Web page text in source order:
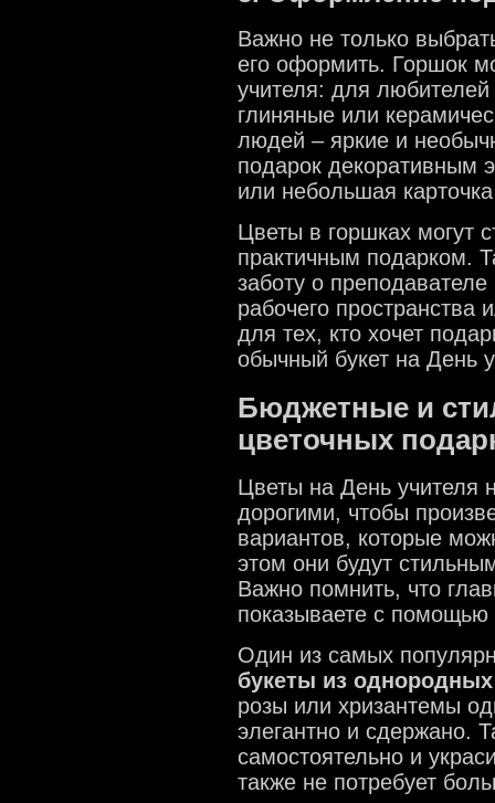
Важно не только
его оформить. Горшок
учителя: для
глиняные или
людей – яркие и
подарок декоративным
или небольшая
Цветы в горшках могут
практичным подарком.
заботу о
рабочего
для тех, кто хочет
обычный букет на День
Бюджетные и
цветочных
Цветы на День учителя
дорогими, чтобы
вариантов, которые
этом они будут
Важно помнить, что
показываете с помощью
Один из самых
букеты из
розы или хризантемы
элегантно и сдержано.
самостоятельно и
также не потребует